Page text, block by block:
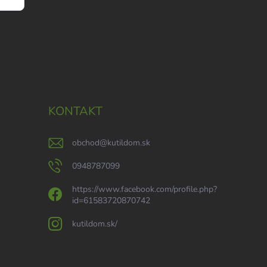
KONTAKT
obchod@kutildom.sk
0948787099
https://www.facebook.com/profile.php?
id=61583720870742
kutildom.sk/